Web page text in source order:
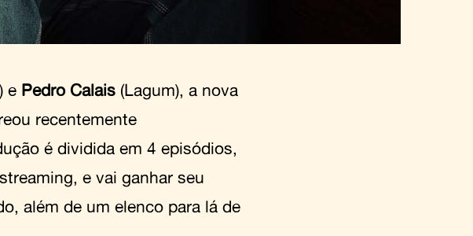
e Pedro Calais (Lagum), a nova
recentemente
é dividida em 4 episódios,
e vai ganhar seu
além de um elenco para lá de